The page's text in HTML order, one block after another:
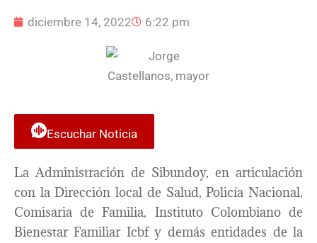
diciembre 14, 2022 6:22 pm
Escuchar Noticia
La Administración de Sibundoy, en articulación
con la Dirección local de Salud, Policía Nacional,
Comisaria de Familia, Instituto Colombiano de
Bienestar Familiar Icbf y demás entidades de la